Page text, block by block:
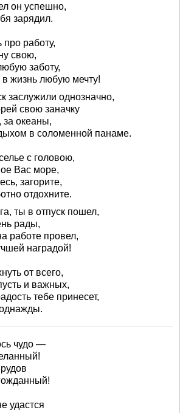
он успешно,
зарядил.
работу,
свою,
заботу,
жизнь любую мечту!
заслужили однозначно,
свою заначку
за океаны,
в соломенной панаме.
с головою,
Вас море,
загорите,
отдохните.
ты в отпуск пошел,
рады,
работе провел,
наградой!
от всего,
и важных,
тебе принесет,
чудо —
удастся